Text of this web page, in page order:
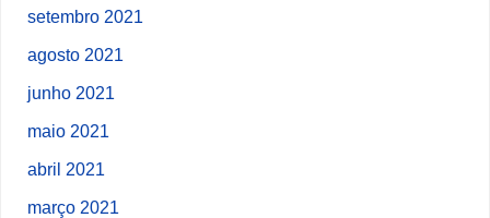
setembro 2021
agosto 2021
junho 2021
maio 2021
abril 2021
março 2021